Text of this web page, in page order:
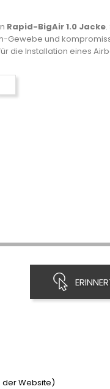
Rapid-BigAir 1.0 Jacke.
Gewebe und
die Installation eines
der Website)